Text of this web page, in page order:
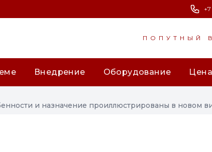
ПОПУТНЫЙ
Внедрение Оборудование
и назначение проиллюстрированы в новом